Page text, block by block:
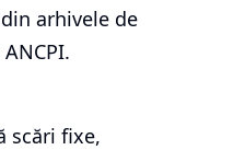
arhivele de
scări fixe,